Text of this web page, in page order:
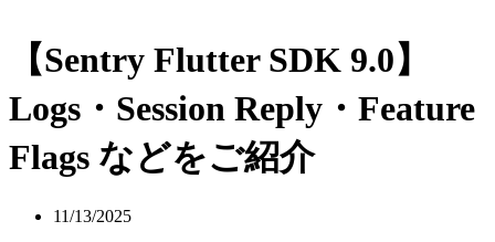
【Sentry Flutter SDK 9.0】
Logs・Session Reply・Feature
Flags などをご紹介
11/13/2025